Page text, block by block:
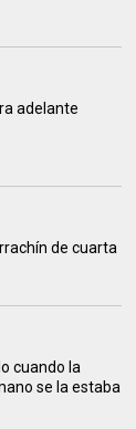
adelante
de cuarta
cuando la
se la estaba